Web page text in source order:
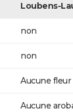
Loubens-
non
non
Aucune fleur
Aucune